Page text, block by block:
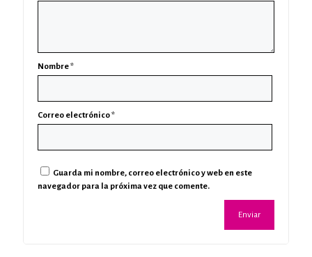
Nombre*
Correo electrónico*
Guarda mi nombre, correo electrónico y web en este
navegador para la próxima vez que comente.